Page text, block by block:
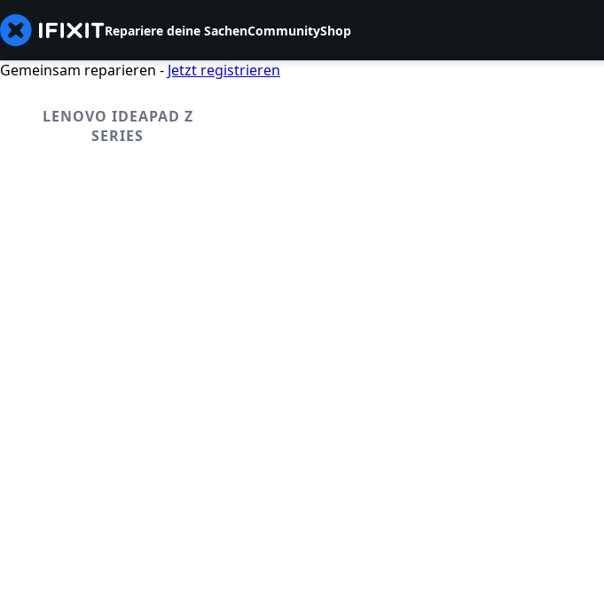
Repariere deine SachenCommunityShop
Gemeinsam reparieren - Jetzt registrieren
LENOVO IDEAPAD Z
SERIES